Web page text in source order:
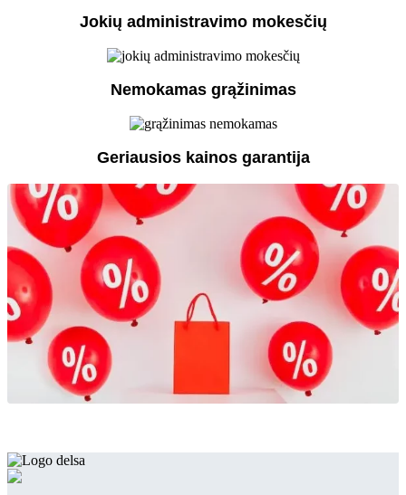
Jokių administravimo mokesčių
Nemokamas grąžinimas
Geriausios kainos garantija